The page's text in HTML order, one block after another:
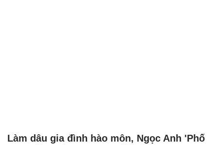
Làm dâu gia đình hào môn, Ngọc Anh 'Phố